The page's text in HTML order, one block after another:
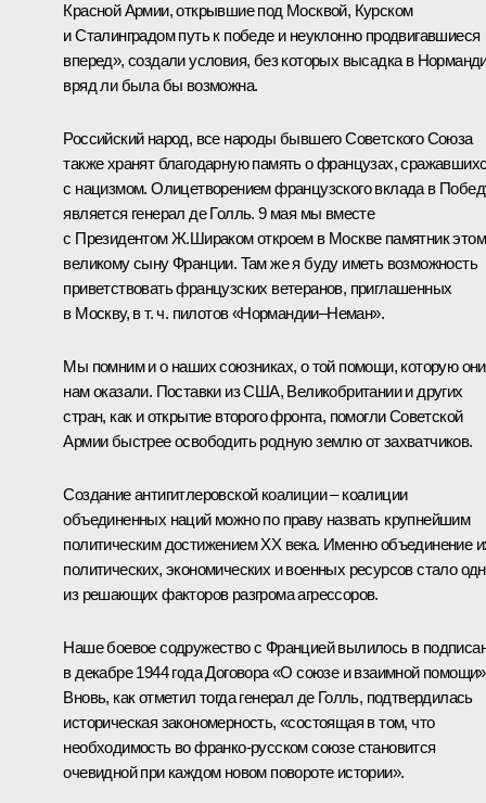
Красной Армии, открывшие под Москвой, Курском
и Сталинградом путь к победе и неуклонно продвигавшиеся
вперед», создали условия, без которых высадка в
вряд ли была бы возможна.
Российский народ, все народы бывшего Советского Союза
также хранят благодарную память о французах,
с нацизмом. Олицетворением французского вклада в
является генерал де Голль. 9 мая мы вместе
с Президентом Ж.Шираком откроем в Москве памятник
великому сыну Франции. Там же я буду иметь возможность
приветствовать французских ветеранов, приглашенных
в Москву, в т. ч. пилотов «Нормандии–Неман».
Мы помним и о наших союзниках, о той помощи, которую они
нам оказали. Поставки из США, Великобритании и других
стран, как и открытие второго фронта, помогли Советской
Армии быстрее освободить родную землю от захватчиков.
Создание антигитлеровской коалиции – коалиции
объединенных наций можно по праву назвать крупнейшим
политическим достижением ХХ века. Именно объединение
политических, экономических и военных ресурсов стало
из решающих факторов разгрома агрессоров.
Наше боевое содружество с Францией вылилось в
в декабре 1944 года Договора «О союзе и взаимной
Вновь, как отметил тогда генерал де Голль, подтвердилась
историческая закономерность, «состоящая в том, что
необходимость во франко-русском союзе становится
очевидной при каждом новом повороте истории».